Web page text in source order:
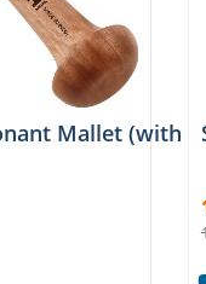
Mallet (with